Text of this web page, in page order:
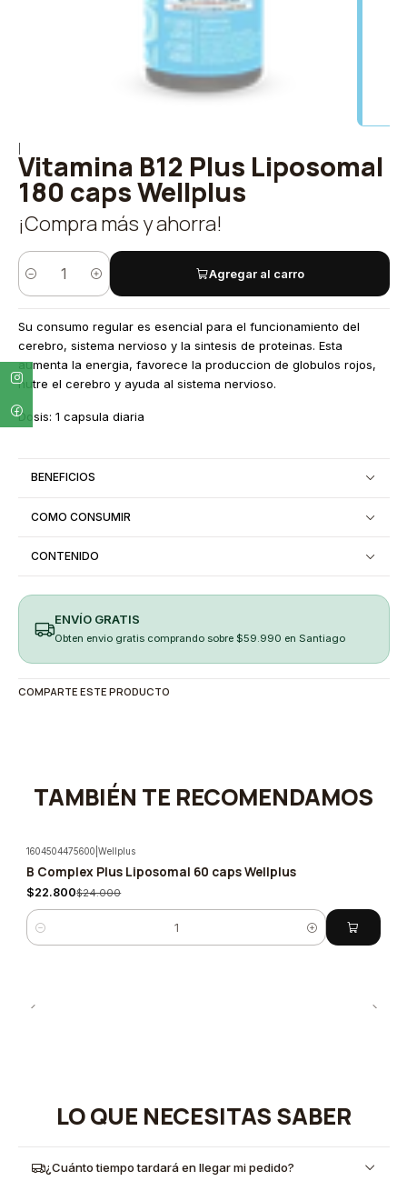
Vitamina B12 Plus Liposomal
180 caps Wellplus
¡Compra más y ahorra!
Cantidad
Agregar al carro
Su consumo regular es esencial para el funcionamiento del
cerebro, sistema nervioso y la sintesis de proteinas. Esta
aumenta la energia, favorece la produccion de globulos rojos,
nutre el cerebro y ayuda al sistema nervioso.
Dosis: 1 capsula diaria
BENEFICIOS
COMO CONSUMIR
CONTENIDO
ENVÍO GRATIS
Obten envio gratis comprando sobre $59.990 en Santiago
COMPARTE ESTE PRODUCTO
TAMBIÉN TE RECOMENDAMOS
-5%
1604504475600 |Wellplus
B Complex Plus Liposomal 60 caps Wellplus
$22.800$24.000
Cantidad
LO QUE NECESITAS SABER
¿Cuánto tiempo tardará en llegar mi pedido?